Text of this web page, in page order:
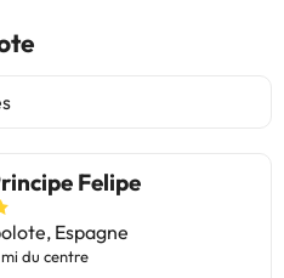
Felipe
Espagne
du centre